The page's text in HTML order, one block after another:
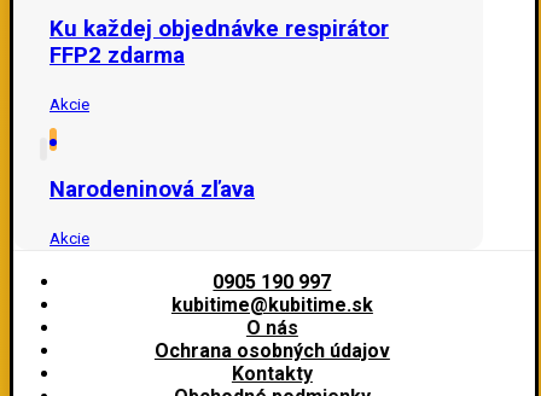
Ku každej objednávke respirátor
FFP2 zdarma
Akcie
Narodeninová zľava
Akcie
0905 190 997
kubitime@kubitime.sk
O nás
Ochrana osobných údajov
Kontakty